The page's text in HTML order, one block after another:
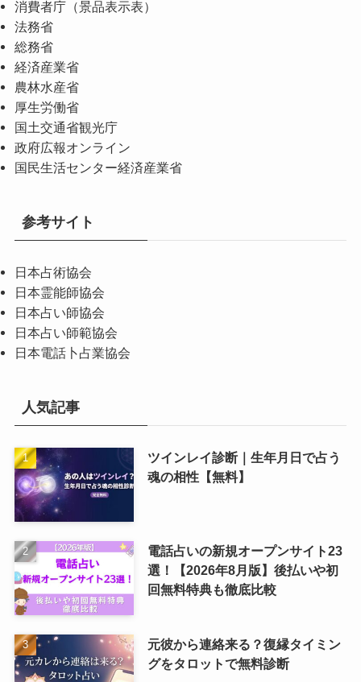
消費者庁（景品表示表）
法務省
総務省
経済産業省
農林水産省
厚生労働省
国土交通省観光庁
政府広報オンライン
国民生活センター経済産業省
参考サイト
日本占術協会
日本霊能師協会
日本占い師協会
日本占い師範協会
日本電話卜占業協会
人気記事
ツインレイ診断｜生年月日で占う
魂の相性【無料】
電話占いの新規オープンサイト23
選！【2026年8月版】後払いや初
回無料特典も徹底比較
元彼から連絡来る？復縁タイミン
グをタロットで無料診断